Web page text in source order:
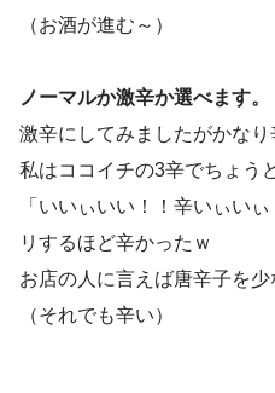
（お酒が進む～）
ノーマルか激辛か選べます。
激辛にしてみましたがかなり
私はココイチの3辛でちょう
「いいぃいい！！辛いぃい
リするほど辛かったｗ
お店の人に言えば唐辛子を
（それでも辛い）